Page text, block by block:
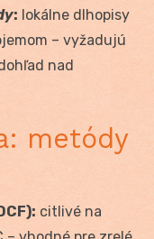
: lokálne dlhopisy
– vyžadujú
nad
metódy
citlivé na